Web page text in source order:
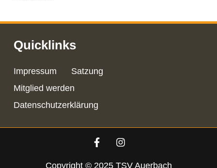
Quicklinks
Impressum
Satzung
Mitglied werden
Datenschutzerklärung
Copyright © 2025 TSV Auerbach